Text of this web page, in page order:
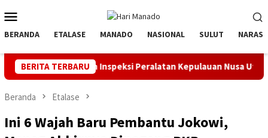
ke
kontenMobile
BERANDA ETALASE MANADO NASIONAL SULUT NARASI
BERITA TERBARU
dan Inspeksi Peralatan Kepulauan Nusa Utara PLN
Beranda Etalase
Ini 6 Wajah Baru Pembantu Jokowi,